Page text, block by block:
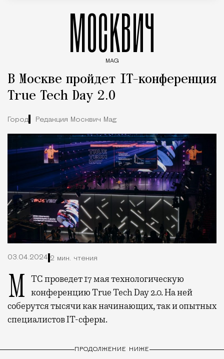
МОСКВИЧ
MAG
В Москве пройдет IT-конференция
True Tech Day 2.0
Город Редакция Москвич Mag
03.04.2024 2 мин. чтения
МТС проведет 17 мая технологическую конференцию True Tech Day 2.0. На ней
соберутся тысячи как начинающих, так и опытных
специалистов IT-сферы.
ПРОДОЛЖЕНИЕ НИЖЕ